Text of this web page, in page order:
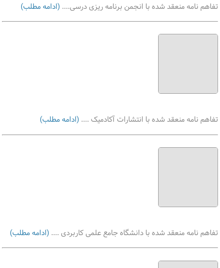
تفاهم نامه منعقد شده با انجمن برنامه ریزی درسی....(ادامه مطلب)
تفاهم نامه منعقد شده با انتشارات آکادمیک ....(ادامه مطلب)
تفاهم نامه منعقد شده با دانشگاه جامع علمی کاربردی ....(ادامه مطلب)